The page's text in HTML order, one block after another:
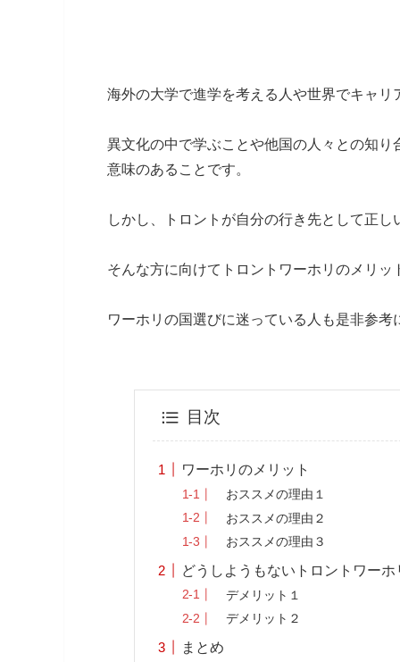
海外の大学で進学を考える人や世界でキャリ
異文化の中で学ぶことや他国の人々との知
意味のあることです。
しかし、トロントが自分の行き先として正し
そんな方に向けてトロントワーホリのメリッ
ワーホリの国選びに迷っている人も是非参考
目次
ワーホリのメリット
おススメの理由１
おススメの理由２
おススメの理由３
どうしようもないトロントワーホ
デメリット１
デメリット２
まとめ